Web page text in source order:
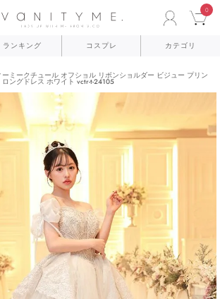
0
ランキング コスプレ カテゴリ
ーミークチュール オフショル リボンショルダー ビジュー プリン
ングドレス ホワイト vctr-t-24105